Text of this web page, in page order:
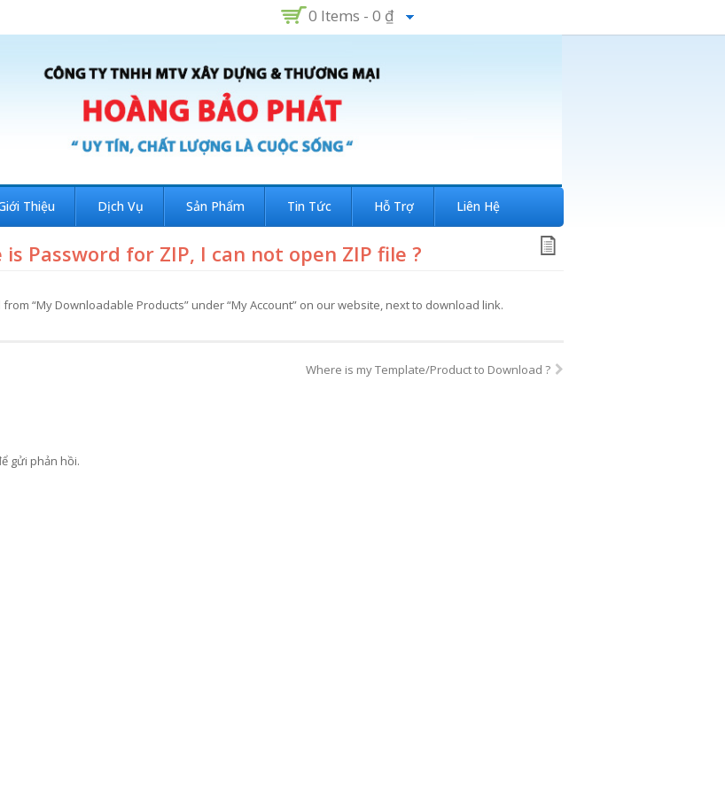
0 Items - 0 ₫
Thiệu Dịch Vụ Sản Phẩm Tin Tức Hỗ Trợ Liên Hệ
is Password for ZIP, I can not open ZIP file ?
“My Downloadable Products” under “My Account” on our website, next to download link.
Where is my Template/Product to Download ?
gửi phản hồi.